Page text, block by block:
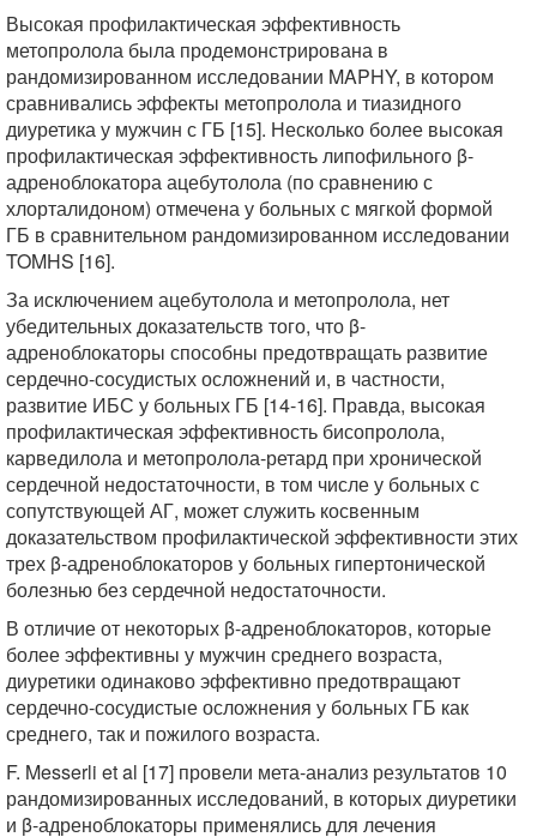
Высокая профилактическая эффективность
метопролола была продемонстрирована в
рандомизированном исследовании MAPHY, в котором
сравнивались эффекты метопролола и тиазидного
диуретика у мужчин с ГБ [15]. Несколько более высокая
профилактическая эффективность липофильного β-
адреноблокатора ацебутолола (по сравнению с
хлорталидоном) отмечена у больных с мягкой формой
ГБ в сравнительном рандомизированном исследовании
TOMHS [16].
За исключением ацебутолола и метопролола, нет
убедительных доказательств того, что β-
адреноблокаторы способны предотвращать развитие
сердечно-сосудистых осложнений и, в частности,
развитие ИБС у больных ГБ [14-16]. Правда, высокая
профилактическая эффективность бисопролола,
карведилола и метопролола-ретард при хронической
сердечной недостаточности, в том числе у больных с
сопутствующей АГ, может служить косвенным
доказательством профилактической эффективности этих
трех β-адреноблокаторов у больных гипертонической
болезнью без сердечной недостаточности.
В отличие от некоторых β-адреноблокаторов, которые
более эффективны у мужчин среднего возраста,
диуретики одинаково эффективно предотвращают
сердечно-сосудистые осложнения у больных ГБ как
среднего, так и пожилого возраста.
F. Messerli et al [17] провели мета-анализ результатов 10
рандомизированных исследований, в которых диуретики
и β-адреноблокаторы применялись для лечения